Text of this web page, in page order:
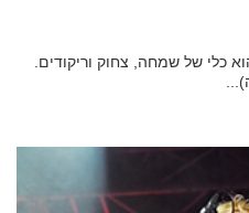
כלי של שמחה, צחוק וריקודים.